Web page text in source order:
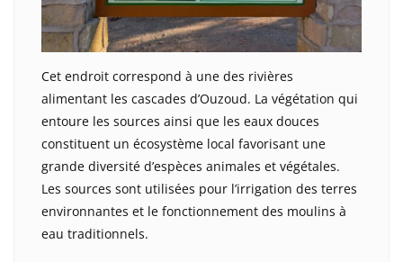
Cet endroit correspond à une des rivières
alimentant les cascades d’Ouzoud. La végétation qui
entoure les sources ainsi que les eaux douces
constituent un écosystème local favorisant une
grande diversité d’espèces animales et végétales.
Les sources sont utilisées pour l’irrigation des terres
environnantes et le fonctionnement des moulins à
eau traditionnels.